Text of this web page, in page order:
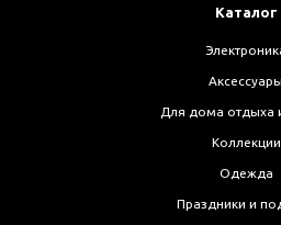
Каталог
Аксессуары
Для дома отдыха
Коллекции
Одежда
Праздники и